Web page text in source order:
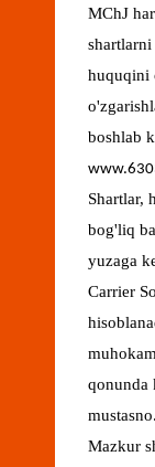
MChJ
huquqini
boshlab
Shartlar,
bog'liq
yuzaga
Carrier
qonunda
mustasno.
Mazkur